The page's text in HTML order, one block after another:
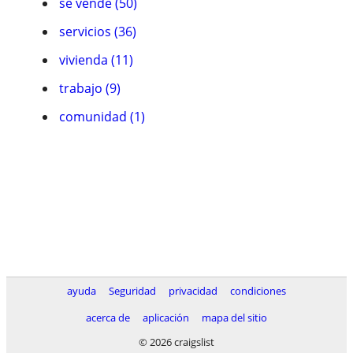
servicios (36)
vivienda (11)
trabajo (9)
comunidad (1)
ayuda Seguridad privacidad
condiciones
acerca de
aplicación
mapa del sitio
© 2026 craigslist